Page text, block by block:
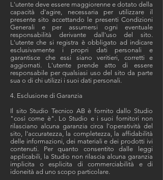
L'utente deve essere maggiorenne e dotato della
capacità d'agire, necessaria per utilizzare il
presente sito accettando le presenti Condizioni
Generali e per assumersi ogni eventuale
responsabilità derivante dall'uso del sito.
L'utente che si registra è obbligato ad indicare
esclusivamente i propri dati personali e
garantisce che essi siano veritieri, corretti e
aggiornati. L'utente prende atto di essere
responsabile per qualsiasi uso del sito da parte
sua o di chi utilizzi i suoi dati personali.
4. Esclusione di Garanzia
Il sito Studio Tecnico AB è fornito dallo Studio
"così come è". Lo Studio e i suoi fornitori non
rilasciano alcuna garanzia circa l'operatività del
sito, l'accuratezza, la completezza, la affidabilità
delle informazioni, dei materiali e dei prodotti ivi
contenuti. Per quanto consentito dalle leggi
applicabili, la Studio non rilascia alcuna garanzia
implicita o esplicita di commerciabilità e di
idoneità ad uno scopo particolare.